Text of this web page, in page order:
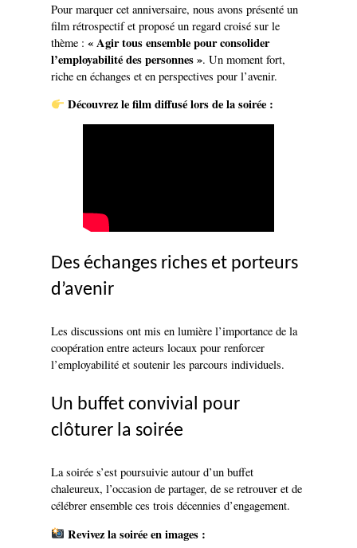
Pour marquer cet anniversaire, nous avons présenté un
film rétrospectif et proposé un regard croisé sur le
thème :« Agir tous ensemble pour consolider
l’employabilité des personnes ». Un moment fort,
riche en échanges et en perspectives pour l’avenir.
Découvrez le film diffusé lors de la soirée :
Des échanges riches et porteurs
d’avenir
Les discussions ont mis en lumière l’importance de la
coopération entre acteurs locaux pour renforcer
l’employabilité et soutenir les parcours individuels.
Un buffet convivial pour
clôturer la soirée
La soirée s’est poursuivie autour d’un buffet
chaleureux, l’occasion de partager, de se retrouver et de
célébrer ensemble ces trois décennies d’engagement.
Revivez la soirée en images :